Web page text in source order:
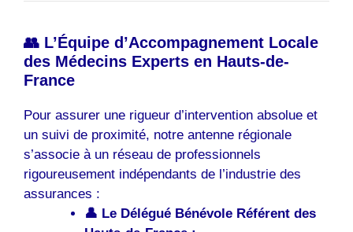
👥 L’Équipe d’Accompagnement Locale
des Médecins Experts en Hauts-de-
France
Pour assurer une rigueur d’intervention absolue et
un suivi de proximité, notre antenne régionale
s’associe à un réseau de professionnels
rigoureusement indépendants de l’industrie des
assurances :
👤 Le Délégué Bénévole Référent des